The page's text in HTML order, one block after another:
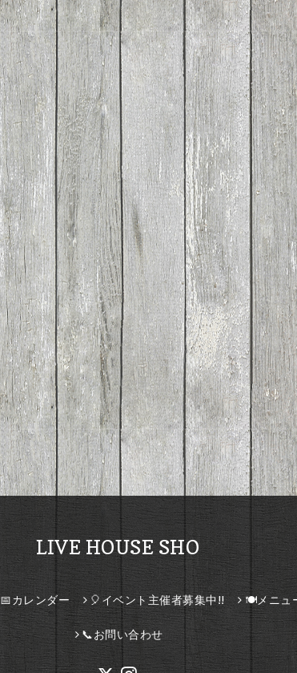
LIVE HOUSE SHO
📅カレンダー 🎈イベント主催者募集中!! 🍽️メニュ
📞お問い合わせ